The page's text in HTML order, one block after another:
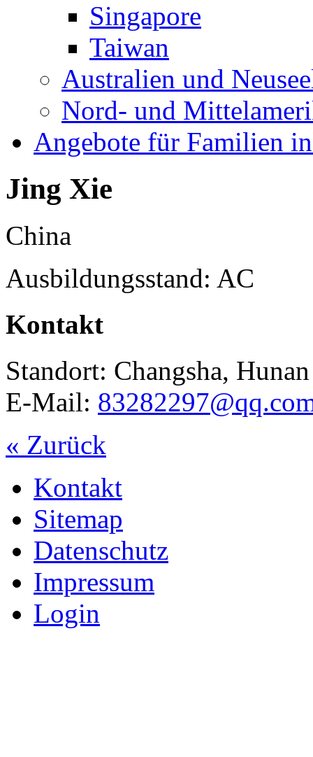
Singapore
Taiwan
Australien und
Nord- und
Angebote für Familien
Jing Xie
China
Ausbildungsstand: AC
Kontakt
Standort: Changsha, Hunan
E-Mail:
« Zurück
Kontakt
Sitemap
Datenschutz
Impressum
Login